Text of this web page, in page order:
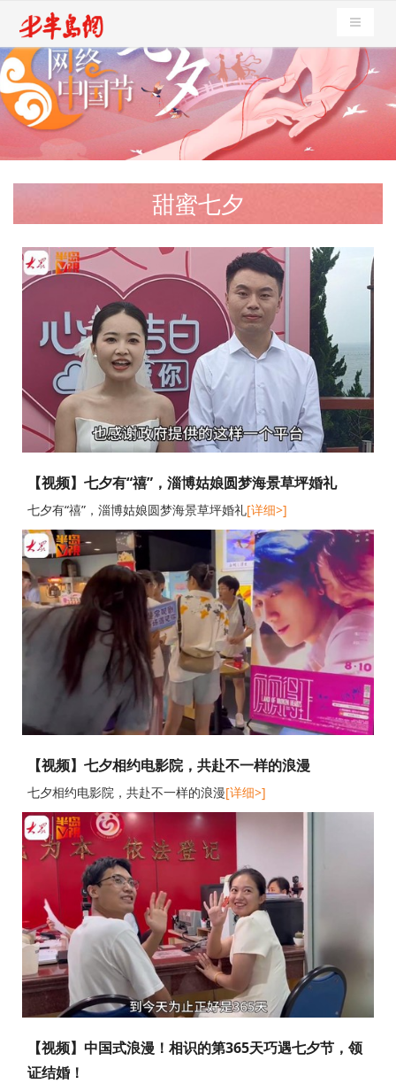
导航切
甜蜜七夕
【视频】七夕有“禧”，淄博姑娘圆梦海景草坪婚礼
七夕有“禧”，淄博姑娘圆梦海景草坪婚礼[详细>]
【视频】七夕相约电影院，共赴不一样的浪漫
七夕相约电影院，共赴不一样的浪漫[详细>]
【视频】中国式浪漫！相识的第365天巧遇七夕节，领
证结婚！